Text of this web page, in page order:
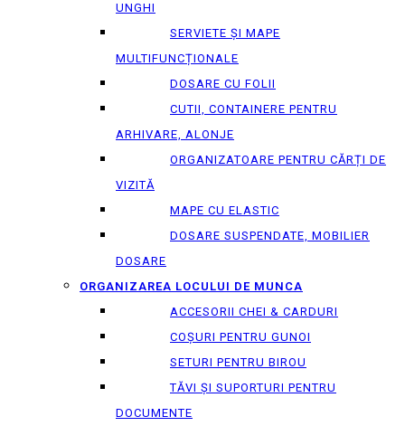
UNGHI
SERVIETE ȘI MAPE
MULTIFUNCȚIONALE
DOSARE CU FOLII
CUTII, CONTAINERE PENTRU
ARHIVARE, ALONJE
ORGANIZATOARE PENTRU CĂRȚI DE
VIZITĂ
MAPE CU ELASTIC
DOSARE SUSPENDATE, MOBILIER
DOSARE
ORGANIZAREA LOCULUI DE MUNCA
ACCESORII CHEI & СARDURI
COȘURI PENTRU GUNOI
SETURI PENTRU BIROU
TĂVI ȘI SUPORTURI PENTRU
DOCUMENTE